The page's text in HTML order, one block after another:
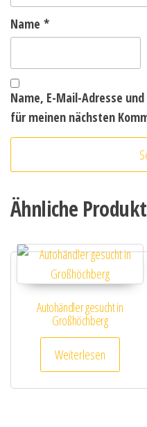
Name *
Name, E-Mail-Adresse
für meinen nächsten
Ähnliche
Autohändler gesucht in
Großhöchberg
Weiterlesen